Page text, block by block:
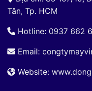
Tân, Tp. HCM
Hotline: 0937 662
Email:
Website: